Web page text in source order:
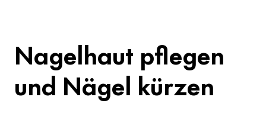
Nagelhaut pflegen
und Nägel kürzen